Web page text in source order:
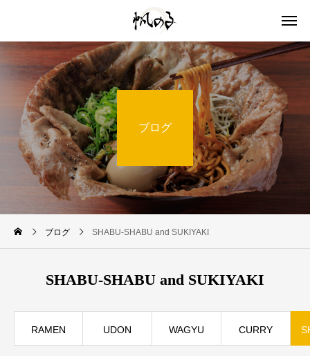
ブログ
ブログ SHABU-SHABU and SUKIYAKI
SHABU-SHABU and SUKIYAKI
RAMEN UDON WAGYU CURRY